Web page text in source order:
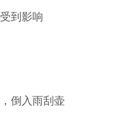
到影响
倒入雨刮壶